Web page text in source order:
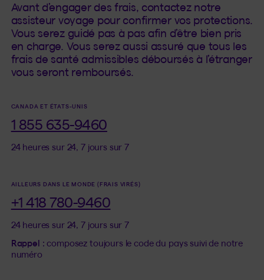
Avant d’engager des frais, contactez notre
assisteur voyage pour confirmer vos protections.
Vous serez guidé pas à pas afin d’être bien pris
en charge. Vous serez aussi assuré que tous les
frais de santé admissibles déboursés à l’étranger
vous seront remboursés.
CANADA ET ÉTATS-UNIS
1 855 635-9460
24 heures sur 24, 7 jours sur 7
AILLEURS DANS LE MONDE (FRAIS VIRÉS)
+1 418 780-9460
24 heures sur 24, 7 jours sur 7
Rappel : composez toujours le code du pays suivi de notre
numéro